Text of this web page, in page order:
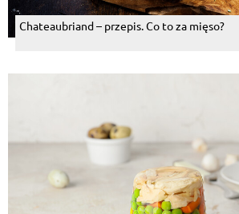
Chateaubriand – przepis. Co to za mięso?